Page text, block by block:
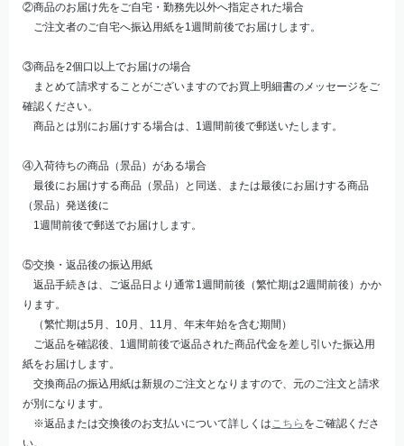
②商品のお届け先をご自宅・勤務先以外へ指定された場合
ご注文者のご自宅へ振込用紙を1週間前後でお届けします。
③商品を2個口以上でお届けの場合
まとめて請求することがございますのでお買上明細書のメッセージをご
確認ください。
商品とは別にお届けする場合は、1週間前後で郵送いたします。
④入荷待ちの商品（景品）がある場合
最後にお届けする商品（景品）と同送、または最後にお届けする商品
（景品）発送後に
1週間前後で郵送でお届けします。
⑤交換・返品後の振込用紙
返品手続きは、ご返品日より通常1週間前後（繁忙期は2週間前後）かか
ります。
（繁忙期は5月、10月、11月、年末年始を含む期間）
ご返品を確認後、1週間前後で返品された商品代金を差し引いた振込用
紙をお届けします。
交換商品の振込用紙は新規のご注文となりますので、元のご注文と請求
が別になります。
※返品または交換後のお支払いについて詳しくはこちら をご確認くださ
い。